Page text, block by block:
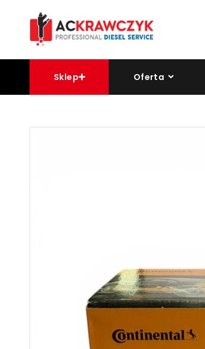
Sklep Oferta